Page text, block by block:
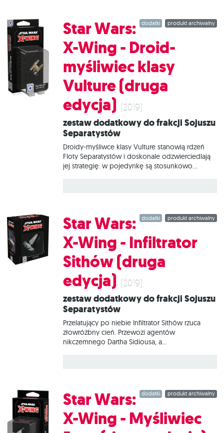
stanowi zabójczą niespodziankę dla pilotów
Republiki, którzy lekceważą zagrożenie ze strony
wszystko, co niezbędne, aby dodać do gry 1
statek Droid-bombowiec klasy Hyena.
produkt archiwalny
dodatki
Star Wars:
X-Wing - Droid-
myśliwiec klasy
Vulture (druga
edycja) (2019)
Zestaw dodatkowy do frakcji Sojuszu
Separatystów
Droidy-myśliwce klasy Vulture stanowią rdzeń
Floty Separatystów i doskonale odzwierciedlają
jej strategię: w pojedynkę są stosunkowo
może pokonać nawet rozważnych i potężnych
pilotów Jedi. W tym zestawie znajduje się
statek Droid-myśliwiec klasy Vulture.
produkt archiwalny
dodatki
Star Wars:
X-Wing - Infiltrator
Sithów (druga
edycja) (2019)
Zestaw dodatkowy do frakcji Sojuszu
Separatystów
Przelatujący po niebie Infiltrator Sithów rzuca
złowróżbny cień. Przewozi agentów
nikczemnego Dartha Sidiousa, a
pustce. W tym zestawie znajduje się wszystko, co
niezbędne, aby dodać do gry 1 statek Infiltrator
produkt archiwalny
dodatki
Star Wars:
X-Wing - Myśliwiec